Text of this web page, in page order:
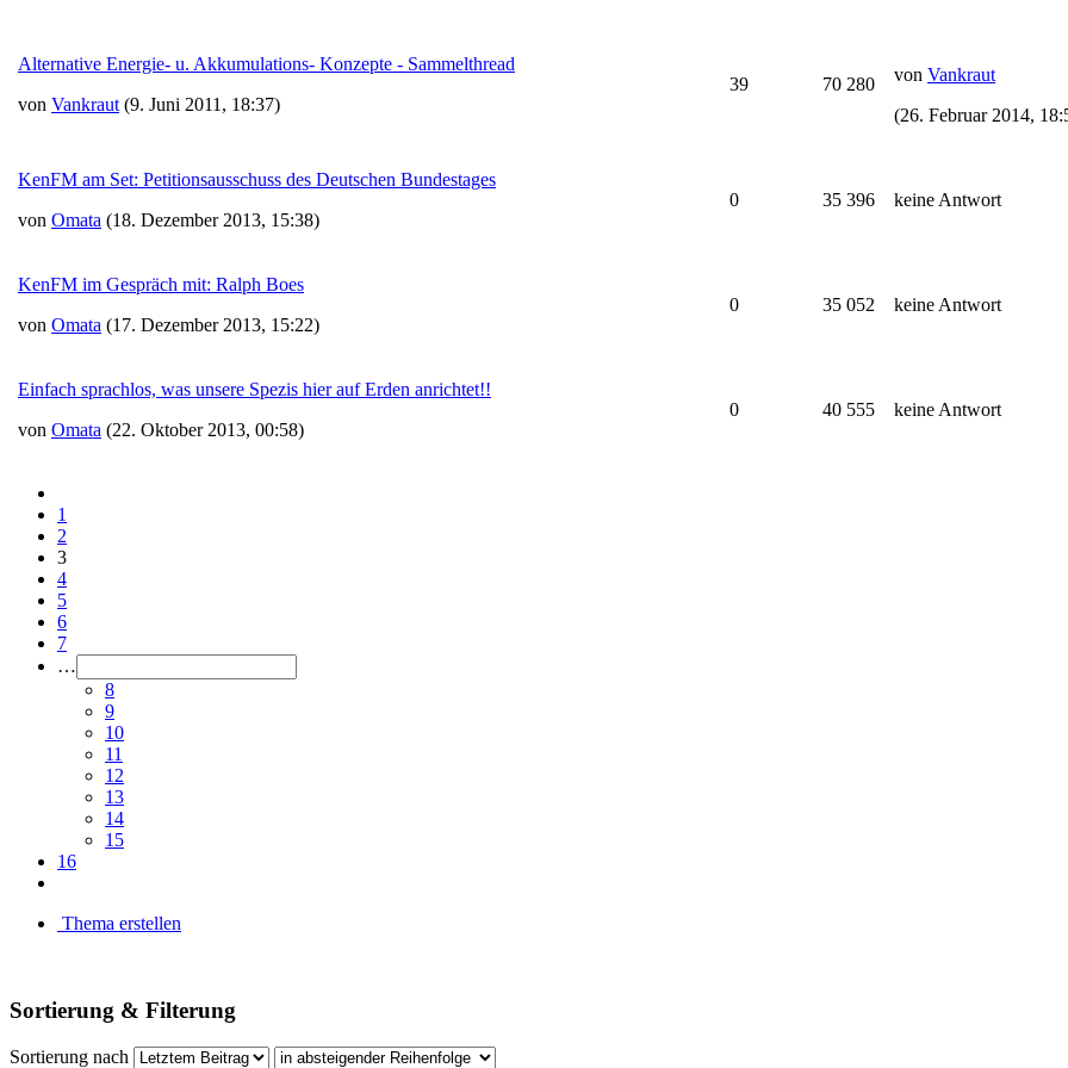
Alternative Energie- u. Akkumulations- Konzepte - Sammelthread
von Vankraut (9. Juni 2011, 18:37)
39 70 280 von Vankraut
(26. Februar 2014,
KenFM am Set: Petitionsausschuss des Deutschen Bundestages
von Omata (18. Dezember 2013, 15:38)
0 35 396 keine Antwort
KenFM im Gespräch mit: Ralph Boes
von Omata (17. Dezember 2013, 15:22)
0 35 052 keine Antwort
Einfach sprachlos, was unsere Spezis hier auf Erden anrichtet!!
von Omata (22. Oktober 2013, 00:58)
0 40 555 keine Antwort
1
2
3
4
5
6
7
…
8
9
10
11
12
13
14
15
16
Thema erstellen
Sortierung & Filterung
Sortierung nach